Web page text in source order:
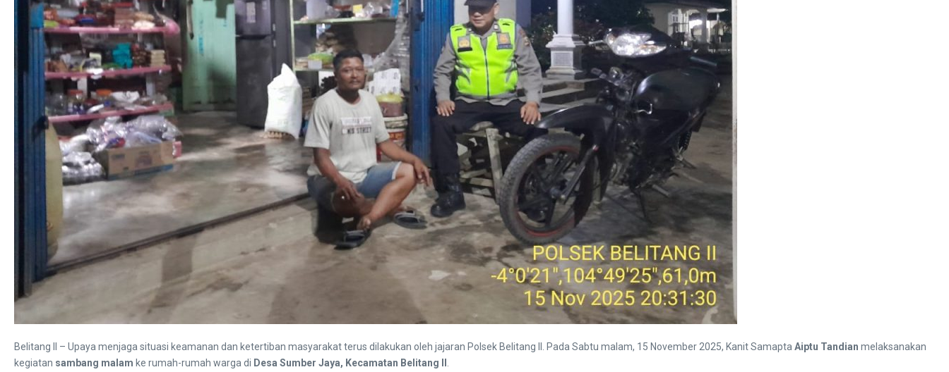
Belitang II – Upaya menjaga situasi keamanan dan ketertiban masyarakat terus dilakukan oleh jajaran Polsek Belitang II. Pada Sabtu malam, 15 November 2025, Kanit Samapta Aiptu Tandian melaksanakan
kegiatan sambang malam ke rumah-rumah warga di Desa Sumber Jaya, Kecamatan Belitang II